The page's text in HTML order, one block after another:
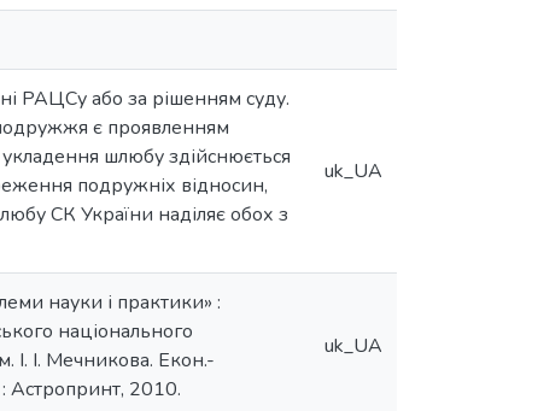
РАЦСу або за рішенням суду.
є проявленням
шлюбу здійснюється
подружніх відносин,
СК України наділяє обох з
uk_UA
науки і практики» :
національного
І. І. Мечникова. Екон.-
Астропринт, 2010.
uk_UA